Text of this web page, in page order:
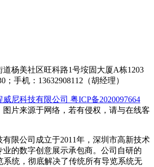
杨美社区旺科路1号垵固大厦A栋1203
；手机：13632908112（胡经理）
尼科技有限公司 粤ICP备2020097664
图片来源于网络，若有侵权，请与在线客
限公司成立于2011年，深圳市高新技术
的数字创意展示承包商。公司自研的
系统，彻底解决了传统所有导览系统无